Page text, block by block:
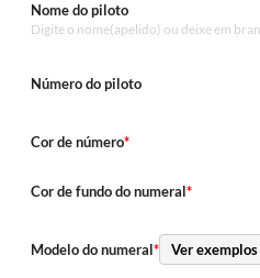
Nome do piloto
Digite o nome(apelido) ou deixe em
Número do piloto
Cor de número*
Cor de fundo do numeral*
Modelo do numeral* Ver exemplos